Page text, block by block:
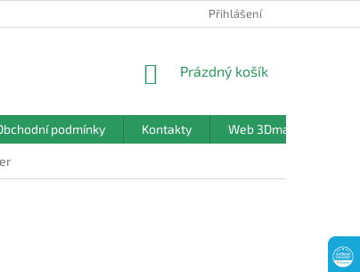
ÚDAJŮ Přihlášení
NÁKUPNÍ
Prázdný košík
podmínky Kontakty Web 3Dmanufaktura.cz